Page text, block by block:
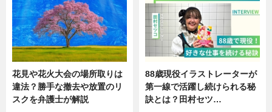
花見や花火大会の場所取りは
違法？勝手な撤去や放置のリ
スクを弁護士が解説
88歳現役イラストレーターが
第一線で活躍し続けられる秘
訣とは？田村セツ…